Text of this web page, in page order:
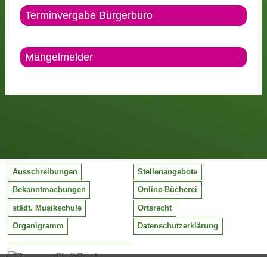
Terminvergabe Bürgerbüro
Mängelmelder
Ausschreibungen Stellenangebote
Bekanntmachungen Online-Bücherei
städt. Musikschule Ortsrecht
Organigramm Datenschutzerklärung